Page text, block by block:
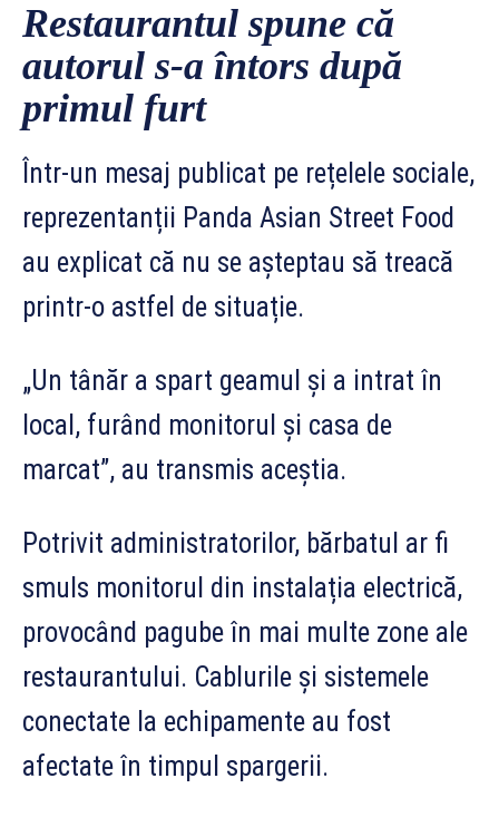
Restaurantul spune că
autorul s-a întors după
primul furt
Într-un mesaj publicat pe rețelele sociale,
reprezentanții Panda Asian Street Food
au explicat că nu se așteptau să treacă
printr-o astfel de situație.
„Un tânăr a spart geamul și a intrat în
local, furând monitorul și casa de
marcat”, au transmis aceștia.
Potrivit administratorilor, bărbatul ar fi
smuls monitorul din instalația electrică,
provocând pagube în mai multe zone ale
restaurantului. Cablurile și sistemele
conectate la echipamente au fost
afectate în timpul spargerii.